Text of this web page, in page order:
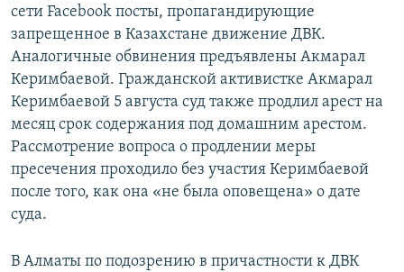
сети Facebook посты, пропагандирующие
запрещенное в Казахстане движение ДВК.
Аналогичные обвинения предъявлены Акмарал
Керимбаевой. Гражданской активистке Акмарал
Керимбаевой 5 августа суд также продлил арест на
месяц срок содержания под домашним арестом.
Рассмотрение вопроса о продлении меры
пресечения проходило без участия Керимбаевой
после того, как она «не была оповещена» о дате
суда.
В Алматы по подозрению в причастности к ДВК